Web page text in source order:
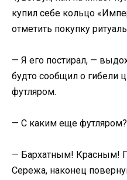
купил себе кольцо
отметить покупку
— Я его постирал, —
будто сообщил о гибели
футляром.
— С каким еще футляром?
— Бархатным! Красным!
Сережа, наконец